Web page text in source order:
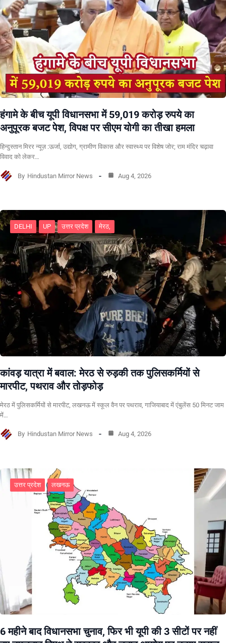
हंगामे के बीच यूपी विधानसभा में 59,019 करोड़ रुपये का
अनुपूरक बजट पेश, विपक्ष पर सीएम योगी का तीखा हमला
हिन्दुस्तान मिरर न्यूज़ :ऊर्जा, उद्योग, ग्रामीण विकास और स्वास्थ्य पर विशेष जोर; राम मंदिर चढ़ावा
विवाद को लेकर…
By Hindustan Mirror News Aug 4, 2026
DELHI UP उत्तर प्रदेश मेरठ,
कांवड़ यात्रा में बवाल: मेरठ से रुड़की तक पुलिसकर्मियों से
मारपीट, पथराव और तोड़फोड़
मेरठ में पुलिसकर्मियों से मारपीट, लखनऊ में स्कूल वैन पर पथराव, गाजियाबाद में एंबुलेंस 50 मिनट जाम
में…
By Hindustan Mirror News Aug 4, 2026
उत्तर प्रदेश लखनऊ
6 महीने बाद विधानसभा चुनाव, फिर भी यूपी की 3 सीटों पर नहीं